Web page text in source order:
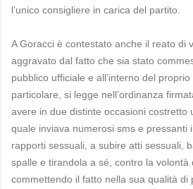
l’unico consigliere in carica del partito.
A Goracci è contestato anche il reato di
aggravato dal fatto che sia stato
pubblico ufficiale e all’interno del
particolare, si legge nell’ordinanza
avere in due distinte occasioni costretto
quale inviava numerosi sms e pressanti
rapporti sessuali, a subire atti sessuali,
spalle e tirandola a sé, contro la volontà
commettendo il fatto nella sua qualità di